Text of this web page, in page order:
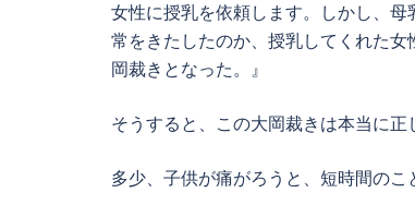
女性に授乳を依頼します。しかし、
常をきたしたのか、授乳してくれた
岡裁きとなった。』
そうすると、この大岡裁きは本当に正
多少、子供が痛がろうと、短時間のこ